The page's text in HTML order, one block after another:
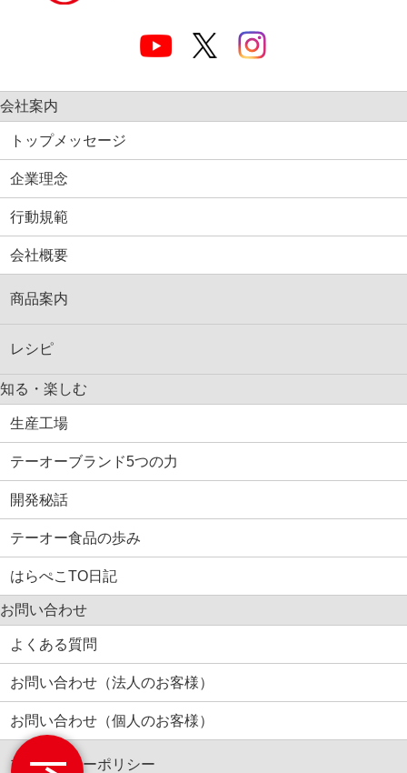
会社案内
トップメッセージ
企業理念
行動規範
会社概要
商品案内
レシピ
知る・楽しむ
生産工場
テーオーブランド5つの力
開発秘話
テーオー食品の歩み
はらぺこTO日記
お問い合わせ
よくある質問
お問い合わせ（法人のお客様）
お問い合わせ（個人のお客様）
プライバシーポリシー